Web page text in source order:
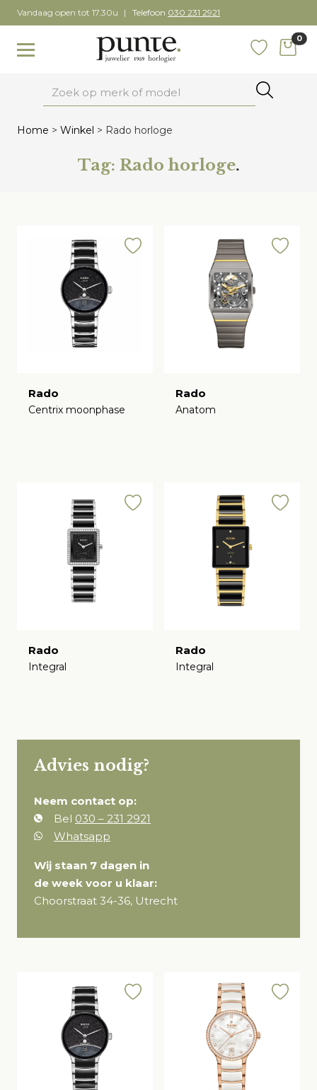
Skip
to
content
Vandaag open tot 17.30u Telefoon 030 231 2921
Toggle navigation
0
Home > Winkel > Rado horloge
Tag: Rado horloge.
Rado
Centrix moonphase
Rado
Anatom
Rado
Integral
Rado
Integral
Advies nodig?
Neem contact op:
Bel 030 – 231 2921
Whatsapp
Wij staan 7 dagen in
de week voor u klaar:
Choorstraat 34-36, Utrecht